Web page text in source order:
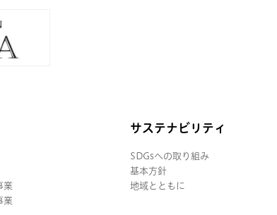
業
業
サステナビリティ
SDGsへの取り組み
基本方針
地域とともに